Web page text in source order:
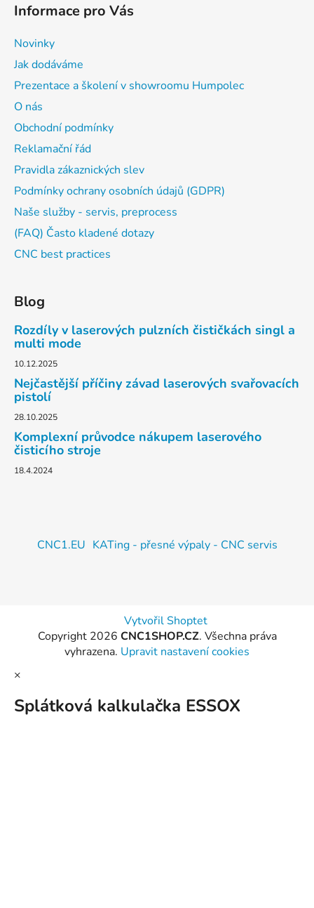
Informace pro Vás
Novinky
Jak dodáváme
Prezentace a školení v showroomu Humpolec
O nás
Obchodní podmínky
Reklamační řád
Pravidla zákaznických slev
Podmínky ochrany osobních údajů (GDPR)
Naše služby - servis, preprocess
(FAQ) Často kladené dotazy
CNC best practices
Blog
Rozdíly v laserových pulzních čističkách singl a
multi mode
10.12.2025
Nejčastější příčiny závad laserových svařovacích
pistolí
28.10.2025
Komplexní průvodce nákupem laserového
čisticího stroje
18.4.2024
CNC1.EU KATing - přesné výpaly - CNC servis
Vytvořil Shoptet
Copyright 2026 CNC1SHOP.CZ. Všechna práva
vyhrazena. Upravit nastavení cookies
×
Splátková kalkulačka ESSOX